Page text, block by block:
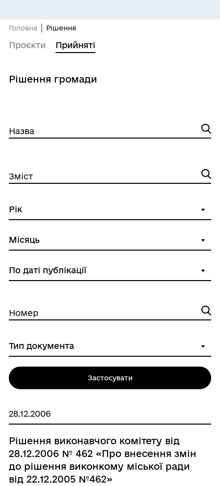
Головна Рішення
Проєкти Прийняті
Рішення громади
28.12.2006
Рішення виконавчого комітету від
28.12.2006 № 462 «Про внесення змін
до рішення виконкому міської ради
від 22.12.2005 №462»
Назва
Зміст
Номер
Застосувати